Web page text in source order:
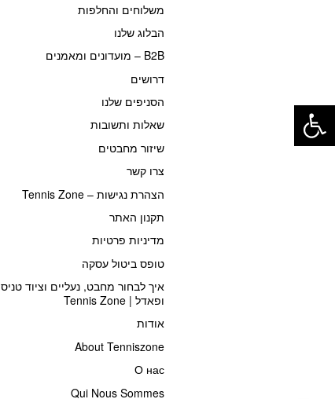
משלוחים והחלפות
הבלוג שלנו
B2B – מועדונים ומאמנים
דרושים
הסניפים שלנו
שאלות ותשובות
שיזור מחבטים
צרו קשר
הצהרת נגישות – Tennis Zone
תקנון האתר
מדיניות פרטיות
טופס ביטול עסקה
איך לבחור מחבט, נעליים וציוד טניס
ופאדל | Tennis Zone
אודות
About Tenniszone
О нас
Qui Nous Sommes
פתח סרגל נגישות